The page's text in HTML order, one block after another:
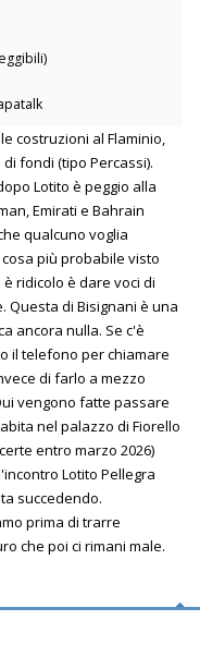
costruzioni al Flaminio,
fondi (tipo Percassi).
Lotito è peggio alla
Emirati e Bahrain
qualcuno voglia
più probabile visto
ridicolo è dare voci di
Questa di Bisignani è una
ancora nulla. Se c'è
il telefono per chiamare
di farlo a mezzo
vengono fatte passare
nel palazzo di Fiorello
entro marzo 2026)
Lotito Pellegra
succedendo.
prima di trarre
che poi ci rimani male.